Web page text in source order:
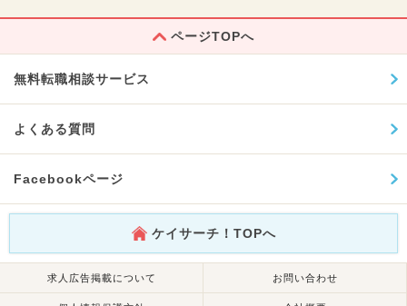
ページTOPへ
無料転職相談サービス
よくある質問
Facebookページ
ケイサーチ！TOPへ
求人広告掲載について お問い合わせ